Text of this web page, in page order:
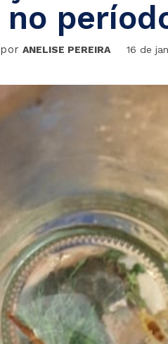
ANELISE PEREIRA 16 de